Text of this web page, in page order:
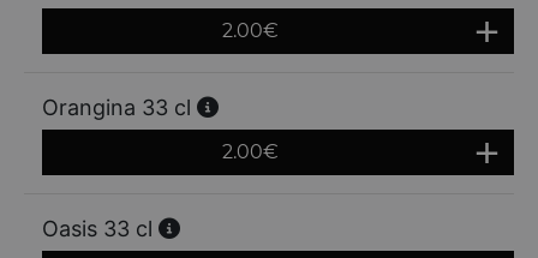
2.00€
Orangina 33 cl
2.00€
Oasis 33 cl